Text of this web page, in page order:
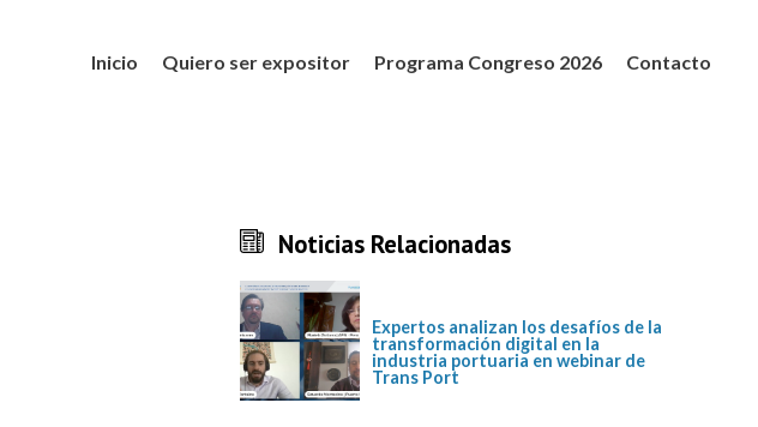
Inicio Quiero ser expositor Programa Congreso 2026 Contacto
Noticias Relacionadas
Expertos analizan los desafíos de la
transformación digital en la
industria portuaria en webinar de
Trans Port